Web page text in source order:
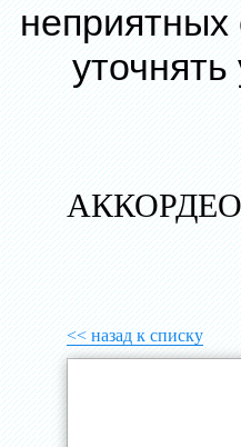
<< назад к списку